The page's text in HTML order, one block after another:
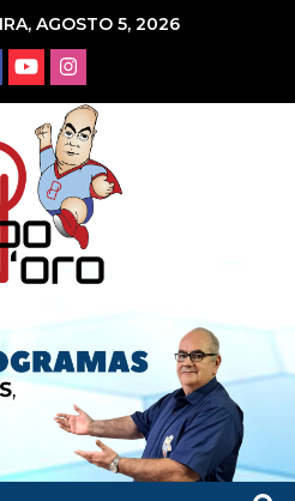
AGOSTO 5, 2026